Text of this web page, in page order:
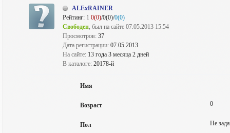
ALExRAINER
Рейтинг: 1 0(0)/0(0)/0(0)
Свободен, был на сайте 07.05.2013 15:54
Просмотров: 37
Дата регистрации: 07.05.2013
На сайте: 13 года 3 месяца 2 дней
В каталоге: 20178-й
Имя
Возраст 0
Пол Не